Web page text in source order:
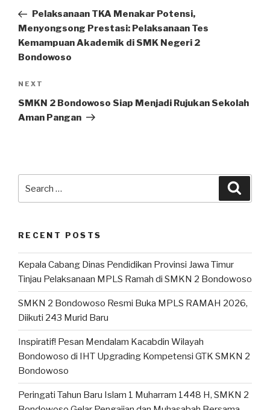
Pelaksanaan TKA Menakar Potensi,
Menyongsong Prestasi: Pelaksanaan Tes
Kemampuan Akademik di SMK Negeri 2
Bondowoso
NEXT
SMKN 2 Bondowoso Siap Menjadi Rujukan Sekolah
Aman Pangan
RECENT POSTS
Kepala Cabang Dinas Pendidikan Provinsi Jawa Timur
Tinjau Pelaksanaan MPLS Ramah di SMKN 2 Bondowoso
SMKN 2 Bondowoso Resmi Buka MPLS RAMAH 2026,
Diikuti 243 Murid Baru
Inspiratif! Pesan Mendalam Kacabdin Wilayah
Bondowoso di IHT Upgrading Kompetensi GTK SMKN 2
Bondowoso
Peringati Tahun Baru Islam 1 Muharram 1448 H, SMKN 2